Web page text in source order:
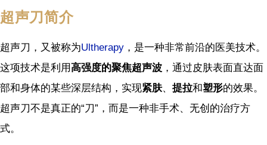
超声刀简介
超声刀，又被称为Ultherapy ，是一种非常前沿的医美技术。
这项技术是利用高强度的聚焦超声波 ，通过皮肤表面直达面
部和身体的某些深层结构，实现紧肤、 提拉和塑形的效果。
超声刀不是真正的“刀”，而是一种非手术、无创的治疗方
式。